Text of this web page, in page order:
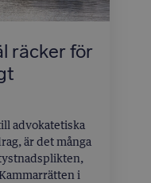
och
räcker för
advokatetiska
är det många
i